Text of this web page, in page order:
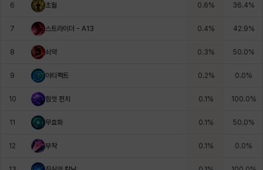
이슈트반
6 초월 0.6% 36.4%
7 스트라이더 - A13 0.4% 42.9%
8 쇠약 0.3% 50.0%
9 아티팩트 0.2% 0.0%
10 힘껏 펀치 0.1% 100.0%
11 무효화 0.1% 50.0%
12 부착 0.1% 0.0%